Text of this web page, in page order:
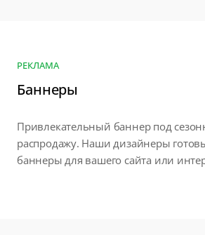
РЕКЛАМА
Баннеры
Привлекательный баннер под
распродажу. Наши дизайнеры
баннеры для вашего сайта или